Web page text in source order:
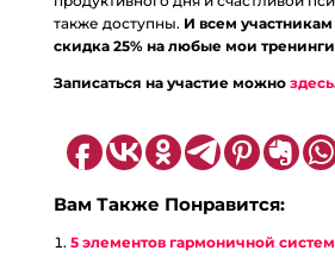
также доступны. И всем
скидка 25% на любые мои
Записаться на участие можно здесь
Вам Также Понравится:
5 элементов гармоничной